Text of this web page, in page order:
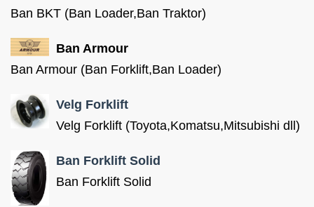
Ban BKT (Ban Loader,Ban Traktor)
Ban Armour
Ban Armour (Ban Forklift,Ban Loader)
Velg Forklift
Velg Forklift (Toyota,Komatsu,Mitsubishi dll)
Ban Forklift Solid
Ban Forklift Solid